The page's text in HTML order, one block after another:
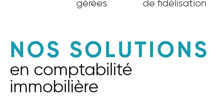
gérées de fidélisation
NOS SOLUTIONS
en comptabilité
immobilière